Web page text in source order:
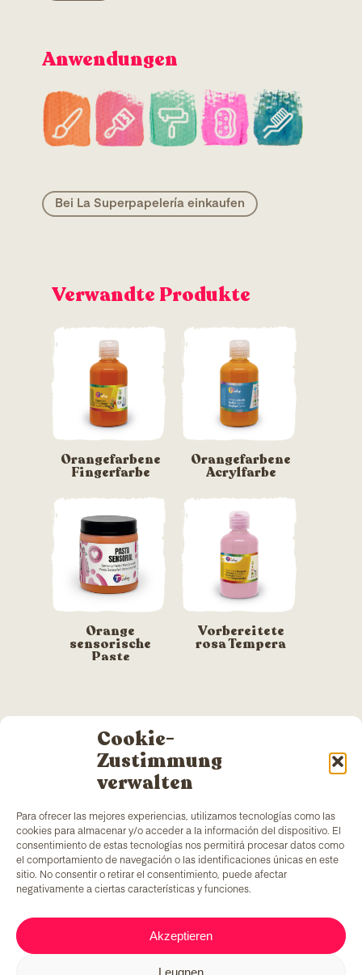
Cookie-
Zustimmung
verwalten
Para ofrecer las mejores experiencias, utilizamos tecnologías como las
cookies para almacenar y/o acceder a la información del dispositivo. El
consentimiento de estas tecnologías nos permitirá procesar datos como
el comportamiento de navegación o las identificaciones únicas en este
sitio. No consentir o retirar el consentimiento, puede afectar
negativamente a ciertas características y funciones.
Akzeptieren
Leugnen
Anwendungen
Bei La Superpapelería einkaufen
Verwandte Produkte
Orangefarbene
Fingerfarbe
Orangefarbene
Acrylfarbe
Orange
sensorische
Paste
Vorbereitete
rosa Tempera
TColorsverfügt über eine Farbenfabrik in
Barcelona und ein eigenes Labor zur Herstellung